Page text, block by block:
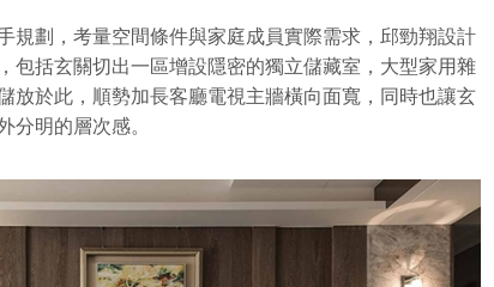
規劃，考量空間條件與家庭成員實際需求，邱勁翔設計
包括玄關切出一區增設隱密的獨立儲藏室，大型家用雜
放於此，順勢加長客廳電視主牆橫向面寬，同時也讓玄
分明的層次感。